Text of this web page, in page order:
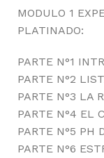
MODULO 1
PLATINADO:
PARTE N°1
PARTE N°2
PARTE N°3 LA
PARTE N°4 EL
PARTE N°5 PH
PARTE N°6